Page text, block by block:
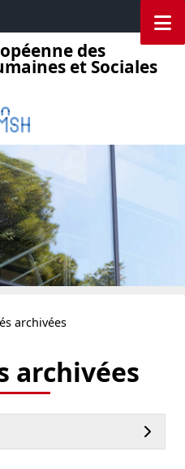
des
et Sociales
archivées
archivées